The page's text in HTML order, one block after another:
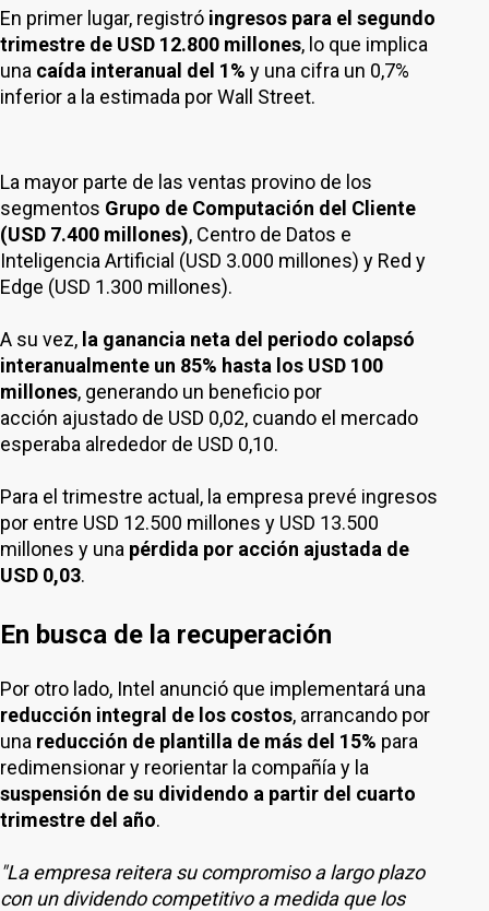
En primer lugar, registró ingresos para el segundo
trimestre de USD 12.800 millones, lo que implica
una caída interanual del 1% y una cifra un 0,7%
inferior a la estimada por Wall Street.
La mayor parte de las ventas provino de los
segmentos Grupo de Computación del Cliente
(USD 7.400 millones), Centro de Datos e
Inteligencia Artificial (USD 3.000 millones) y Red y
Edge (USD 1.300 millones).
A su vez, la ganancia neta del periodo colapsó
interanualmente un 85% hasta los USD 100
millones, generando un beneficio por
acción ajustado de USD 0,02, cuando el mercado
esperaba alrededor de USD 0,10.
Para el trimestre actual, la empresa prevé ingresos
por entre USD 12.500 millones y USD 13.500
millones y una pérdida por acción ajustada de
USD 0,03.
En busca de la recuperación
Por otro lado, Intel anunció que implementará una
reducción integral de los costos, arrancando por
una reducción de plantilla de más del 15% para
redimensionar y reorientar la compañía y la
suspensión de su dividendo a partir del cuarto
trimestre del año.
"La empresa reitera su compromiso a largo plazo
con un dividendo competitivo a medida que los